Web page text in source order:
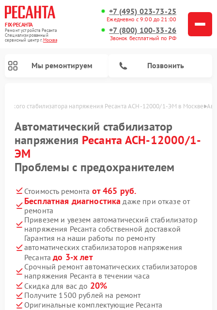
FIX-РЕСАНТА
Ремонт устройств Ресанта
Специализированный
cервисный центр г.Москва
+7 (495) 023-73-25
Ежедневно с 9:00 до 21:00
+7 (800) 100-33-26
Звонок бесплатный по РФ
Мы ремонтируем Позвонить
стабилизатора напряжения Ресанта АСН-12000/1-ЭМ в Москве
Автоматический стабилизатор
напряжения Ресанта АСН-12000/1-
ЭМ
Проблемы с предохранителем
Стоимость ремонта от 465 руб.
Бесплатная диагностика даже при отказе от
ремонта
Привезем и увезем автоматический стабилизатор
напряжения Ресанта собственной доставкой
Гарантия на наши работы по ремонту
автоматических стабилизаторов напряжения
Ресантадо 3-х лет
Срочный ремонт автоматических стабилизаторов
напряжения Ресанта в течении часа
Скидка для вас до 20%
Получите 1500 рублей на ремонт
Оригинальные комплектующие Ресанта